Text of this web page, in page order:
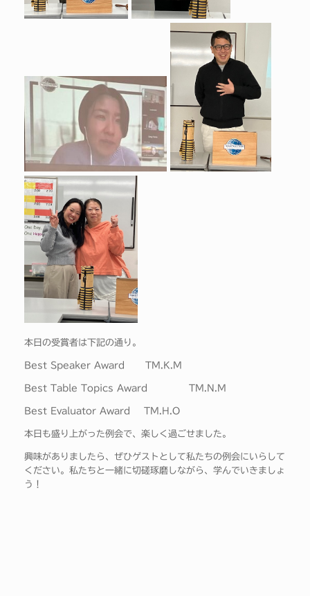
本日の受賞者は下記の通り。
Best Speaker Award TM.K.M
Best Table Topics Award TM.N.M
Best Evaluator Award TM.H.O
本日も盛り上がった例会で、楽しく過ごせました。
興味がありましたら、ぜひゲストとして私たちの例会にいらして
ください。私たちと一緒に切磋琢磨しながら、学んでいきましょ
う！